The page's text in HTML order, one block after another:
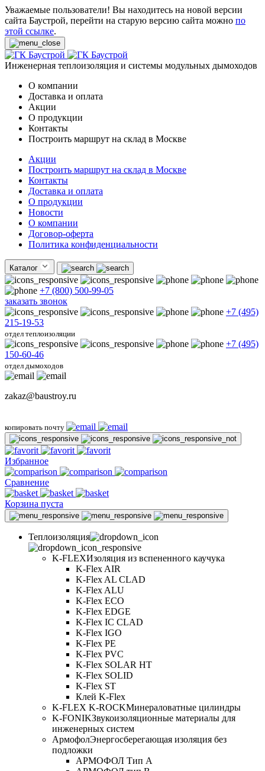
Уважаемые пользователи! Вы находитесь на новой версии
сайта Баустрой, перейти на старую версию сайта можно по
этой ссылке.
Инженерная теплоизоляция и системы модульных дымоходов
О компании
Доставка и оплата
Акции
О продукции
Контакты
Построить маршрут на склад в Москве
Акции
Построить маршрут на склад в Москве
Контакты
Доставка и оплата
О продукции
Новости
О компании
Договор-оферта
Политика конфиденциальности
Каталог
+7 (800) 500-99-05
заказать звонок
+7 (495)
215-19-53
отдел теплоизоляции
+7 (495)
150-60-46
отдел дымоходов
zakaz@baustroy.ru
копировать почту
Избранное
Сравнение
Корзина пуста
Теплоизоляция
K-FLEXИзоляция из вспененного каучука
K-Flex AIR
K-Flex AL CLAD
K-Flex ALU
K-Flex ECO
K-Flex EDGE
K-Flex IC CLAD
K-Flex IGO
K-Flex PE
K-Flex PVC
K-Flex SOLAR HT
K-Flex SOLID
K-Flex ST
Клей K-Flex
K-FLEX K-ROCKМинераловатные цилиндры
K-FONIKЗвукоизоляционные материалы для
инженерных систем
АрмофолЭнергосберегающая изоляция без
подложки
АРМОФОЛ Тип А